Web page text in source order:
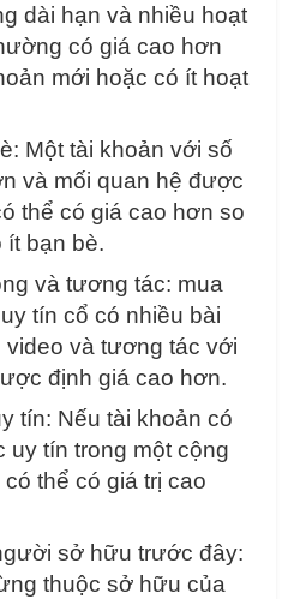
dài hạn và nhiều hoạt
có giá cao hơn
mới hoặc có ít hoạt
Một tài khoản với số
và mối quan hệ được
thể có giá cao hơn so
ít bạn bè.
và tương tác: mua
tín cổ có nhiều bài
video và tương tác với
định giá cao hơn.
tín: Nếu tài khoản có
uy tín trong một cộng
thể có giá trị cao
sở hữu trước đây:
thuộc sở hữu của